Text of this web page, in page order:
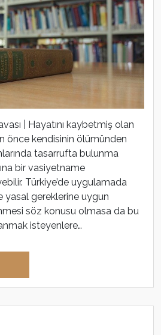
| Hayatını kaybetmiş olan
önce kendisinin ölümünden
tasarrufta bulunma
bir vasiyetname
Türkiye’de uygulamada
yasal gereklerine uygun
söz konusu olmasa da bu
isteyenlere…